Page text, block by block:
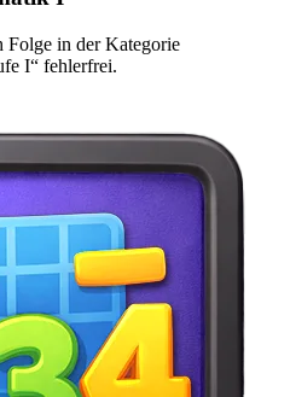
Folge in der Kategorie
I“ fehlerfrei.